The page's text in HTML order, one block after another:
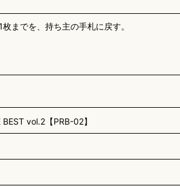
までを、持ち主の手札に戻す。
vol.2【PRB-02】